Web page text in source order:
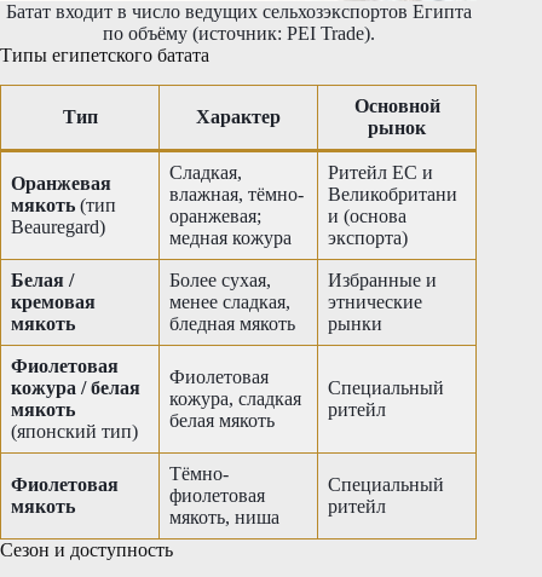
Батат входит в число ведущих сельхозэкспортов Египта
по объёму (источник: PEI Trade).
Типы египетского батата
Тип Характер
Основной
рынок
Оранжевая
мякоть (тип
Beauregard)
Сладкая,
влажная, тёмно-
оранжевая;
медная кожура
Ритейл ЕС и
Великобритани
и (основа
экспорта)
Белая /
кремовая
мякоть
Более сухая,
менее сладкая,
бледная мякоть
Избранные и
этнические
рынки
Фиолетовая
кожура / белая
мякоть
(японский тип)
Фиолетовая
кожура, сладкая
белая мякоть
Специальный
ритейл
Фиолетовая
мякоть
Тёмно-
фиолетовая
мякоть, ниша
Специальный
ритейл
Сезон и доступность